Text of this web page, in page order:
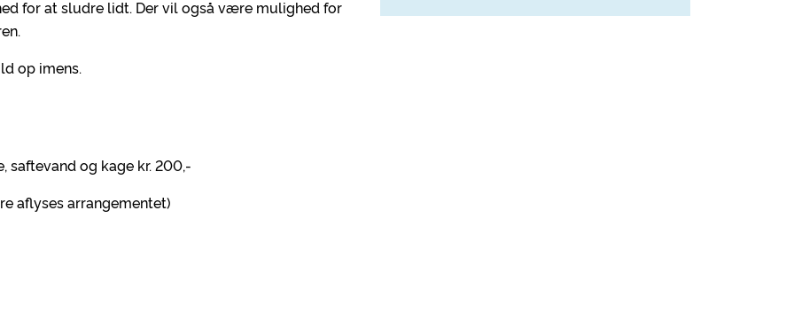
for at sludre lidt. Der vil også være mulighed for
op imens.
saftevand og kage kr. 200,-
aflyses arrangementet)